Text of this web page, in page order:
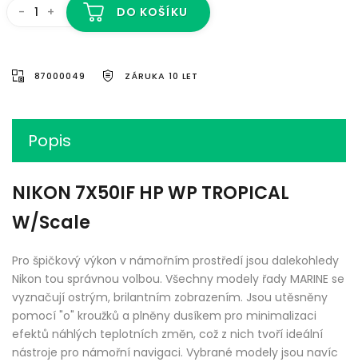
- + DO KOŠÍKU
87000049 ZÁRUKA 10 LET
Popis
NIKON 7X50IF HP WP TROPICAL
W/Scale
Pro špičkový výkon v námořním prostředí jsou dalekohledy
Nikon tou správnou volbou. Všechny modely řady MARINE se
vyznačují ostrým, brilantním zobrazením. Jsou utěsněny
pomocí "o" kroužků a plněny dusíkem pro minimalizaci
efektů náhlých teplotních změn, což z nich tvoří ideální
nástroje pro námořní navigaci. Vybrané modely jsou navíc